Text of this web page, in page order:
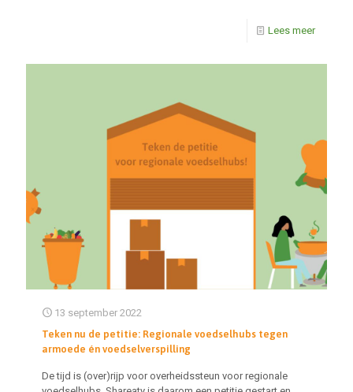
Lees meer
13 september 2022
Teken nu de petitie: Regionale voedselhubs tegen
armoede én voedselverspilling
De tijd is (over)rijp voor overheidssteun voor regionale